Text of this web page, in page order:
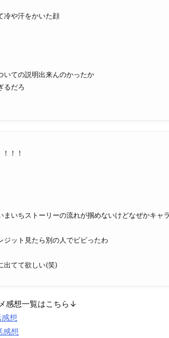
冷や汗をかいた顔
いての説明出来んのかったか
るだろ
！！
まいちストーリーの流れが掴めないけどなぜかキャ
ジット見たら別の人でビビったわ
出てて欲しい(笑)
感想一覧はこちら↓
想
感想